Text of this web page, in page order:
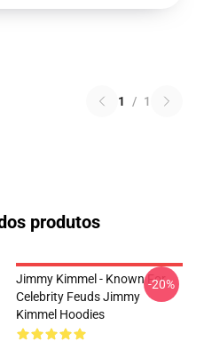
1 / 1
produtos
Jimmy Kimmel - Known For
Celebrity Feuds Jimmy
Kimmel Hoodies
-20%